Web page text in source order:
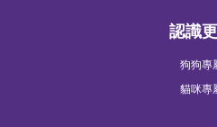
認識
狗狗專
貓咪專